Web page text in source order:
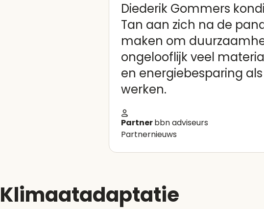
Diederik Gommers
Tan aan zich na de
maken om
ongelooflijk veel
en energiebesparing
werken.
Partnerbbn adviseurs
Partnernieuws
Klimaatadaptatie